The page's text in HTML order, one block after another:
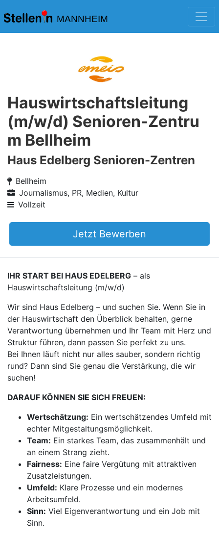
MANNHEIM
Hauswirtschaftsleitung
(m/w/d) Senioren-Zentru
m Bellheim
Haus Edelberg Senioren-Zentren
Bellheim
Journalismus, PR, Medien, Kultur
Vollzeit
Jetzt Bewerben
IHR START BEI HAUS EDELBERG – als
Hauswirtschaftsleitung (m/w/d)
Wir sind Haus Edelberg – und suchen Sie. Wenn Sie in
der Hauswirtschaft den Überblick behalten, gerne
Verantwortung übernehmen und Ihr Team mit Herz und
Struktur führen, dann passen Sie perfekt zu uns.
Bei Ihnen läuft nicht nur alles sauber, sondern richtig
rund? Dann sind Sie genau die Verstärkung, die wir
suchen!
DARAUF KÖNNEN SIE SICH FREUEN:
Wertschätzung: Ein wertschätzendes Umfeld mit
echter Mitgestaltungsmöglichkeit.
Team: Ein starkes Team, das zusammenhält und
an einem Strang zieht.
Fairness: Eine faire Vergütung mit attraktiven
Zusatzleistungen.
Umfeld: Klare Prozesse und ein modernes
Arbeitsumfeld.
Sinn: Viel Eigenverantwortung und ein Job mit
Sinn.